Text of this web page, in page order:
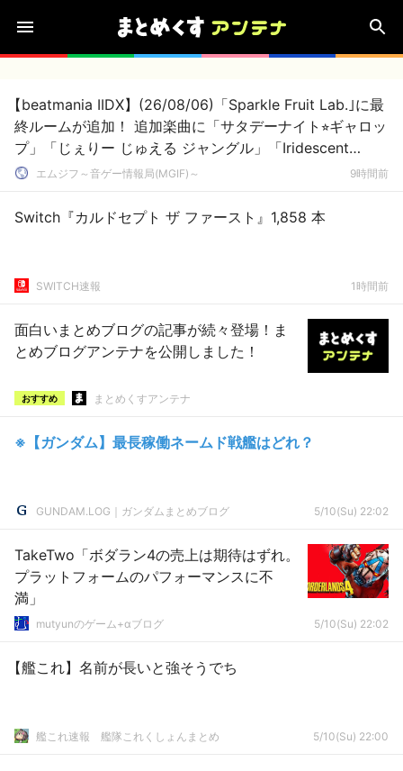
【beatmania IIDX】(26/08/06)「Sparkle Fruit Lab.｣に最
終ルームが追加！ 追加楽曲に「サタデーナイト⭐︎ギャロッ
プ」「じぇりー じゅえる ジャングル」「Iridescent
Memories」が登場！！
エムジフ～音ゲー情報局(MGIF)～ 9時間前
Switch『カルドセプト ザ ファースト』1,858 本
SWITCH速報 1時間前
面白いまとめブログの記事が続々登場！ま
とめブログアンテナを公開しました！
おすすめ まとめくすアンテナ
※【ガンダム】最長稼働ネームド戦艦はどれ？
GUNDAM.LOG｜ガンダムまとめブログ 5/10(Su) 22:02
TakeTwo「ボダラン4の売上は期待はずれ。
プラットフォームのパフォーマンスに不
満」
mutyunのゲーム+αブログ 5/10(Su) 22:02
【艦これ】名前が長いと強そうでち
艦これ速報 艦隊これくしょんまとめ 5/10(Su) 22:00